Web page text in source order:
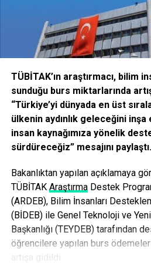
ÖRNEK FRANSIZCA SORULARI
ÖRNEK ALMANCA SORULARI
Facebook
Mastodon
EmailShare
İLIŞKILI BAŞLIKLAR:
BIR SONRAKI
Çanakkale’de Bandrolsüz Kitap
KAÇIRMAYIN
Çanakkale’de Antik duvar, yağışla
TÜBİTAK’ın araştırmacı, bilim
sunduğu burs miktarlarında
“Türkiye’yi dünyada en üst
ülkenin aydınlık geleceğini inşa
insan kaynağımıza yönelik
sürdüreceğiz” mesajını paylaştı.
Bakanlıktan yapılan açıklamaya
TÜBİTAK AraştırmaDestek
(ARDEB), Bilim İnsanları
(BİDEB) ile Genel Teknoloji ve
Başkanlığı (TEYDEB) tarafından
öğrencilere yapılan burs
artışa gidildi.